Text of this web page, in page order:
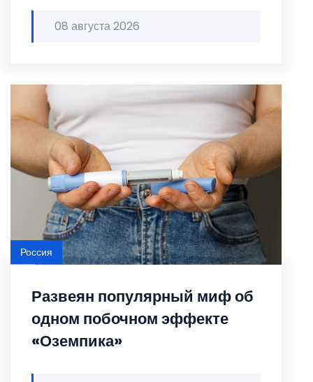
08 августа 2026
Развеян популярный миф об
одном побочном эффекте
«Оземпика»
Россия